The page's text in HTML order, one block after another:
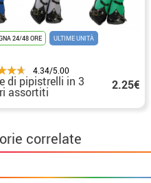
24/48 ORE ULTIME UNITÀ
4.34/5.00
di pipistrelli in 3
assortiti 2.25€
correlate